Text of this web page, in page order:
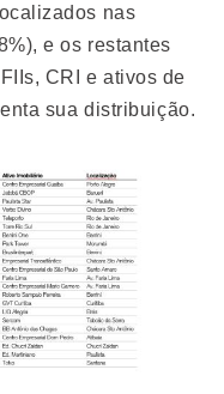
nas
e os restantes
CRI e ativos de
sua distribuição.